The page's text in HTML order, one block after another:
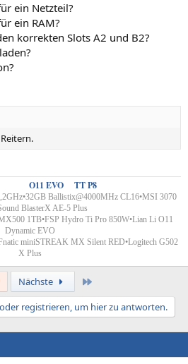
ein Netzteil?
ein RAM?
korrekten Slots A2 und B2?
O11 EVO TT P8
Ballistix@4000MHz CL16•MSI 3070
BlasterX AE-5 Plus
1TB•FSP Hydro Ti Pro 850W•Lian Li O11
Dynamic EVO
miniSTREAK MX Silent RED•Logitech G502
X Plus
Nächste
registrieren, um hier zu antworten.